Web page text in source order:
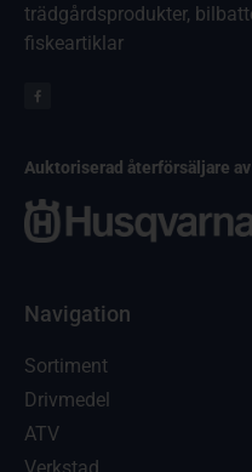
trädgårdsprodukter,
fiskeartiklar
Auktoriserad återförsäljare av
Navigation
Sortiment
Drivmedel
ATV